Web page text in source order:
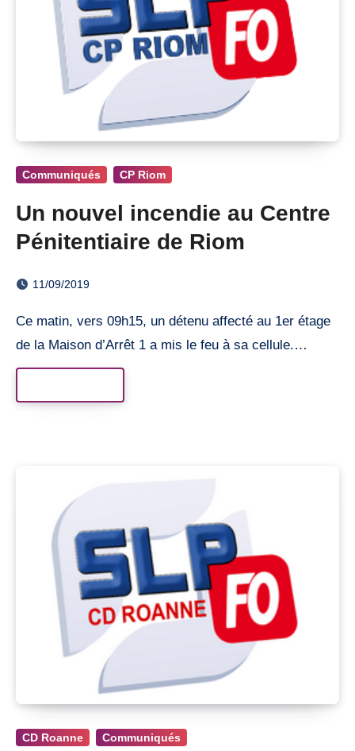
Communiqués CP Riom
Un nouvel incendie au Centre
Pénitentiaire de Riom
11/09/2019
Ce matin, vers 09h15, un détenu affecté au 1er étage
de la Maison d’Arrêt 1 a mis le feu à sa cellule.…
CD Roanne Communiqués